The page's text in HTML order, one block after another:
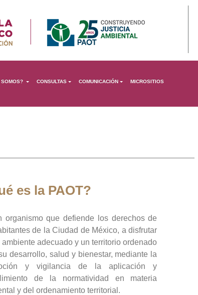
SOMOS? CONSULTAS COMUNICACIÓN MICROSITIOS
es la PAOT?
organismo que defiende los derechos de
de la Ciudad de México, a disfrutar
ambiente adecuado y un territorio ordenado
desarrollo, salud y bienestar, mediante la
y vigilancia de la aplicación y
de la normatividad en materia
y del ordenamiento territorial.